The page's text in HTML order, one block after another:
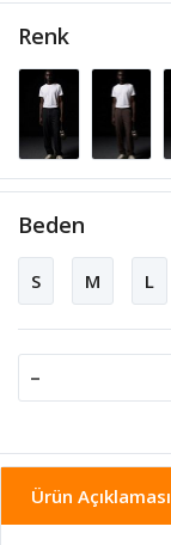
Renk
Beden
S M L
-
Ürün Açıklaması